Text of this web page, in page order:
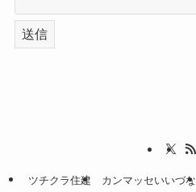
ツチクラ住建 カンマッセいいづな